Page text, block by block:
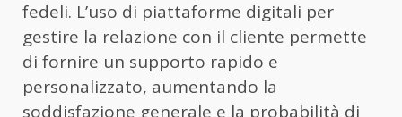
fedeli. L’uso di piattaforme digitali per
gestire la relazione con il cliente permette
di fornire un supporto rapido e
personalizzato, aumentando la
soddisfazione generale e la probabilità di